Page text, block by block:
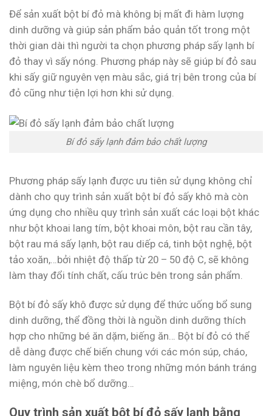
Để sản xuất bột bí đỏ mà không bị mất đi hàm lượng
dinh dưỡng và giúp sản phẩm bảo quản tốt trong một
thời gian dài thì người ta chọn phương pháp sấy lạnh bí
đỏ thay vì sấy nóng. Phương pháp này sẽ giúp bí đỏ sau
khi sấy giữ nguyên vẹn màu sắc, giá trị bên trong của bí
đỏ cũng như tiện lợi hơn khi sử dụng.
Bí đỏ sấy lạnh đảm bảo chất lượng
Phương pháp sấy lạnh được ưu tiên sử dụng không chỉ
dành cho quy trình sản xuất bột bí đỏ sấy khô mà còn
ứng dụng cho nhiều quy trình sản xuất các loại bột khác
như bột khoai lang tím, bột khoai môn, bột rau cần tây,
bột rau má sấy lạnh, bột rau diếp cá, tinh bột nghệ, bột
tảo xoăn,…bởi nhiệt độ thấp từ 20 – 50 độ C, sẽ không
làm thay đổi tính chất, cấu trúc bên trong sản phẩm.
Bột bí đỏ sấy khô được sử dụng để thức uống bổ sung
dinh dưỡng, thể đồng thời là nguồn dinh dưỡng thích
hợp cho những bé ăn dặm, biếng ăn… Bột bí đỏ có thể
dễ dàng được chế biến chung với các món súp, cháo,
làm nguyên liệu kèm theo trong những món bánh tráng
miệng, món chè bổ dưỡng…
Quy trình sản xuất bột bí đỏ sấy lạnh bằng